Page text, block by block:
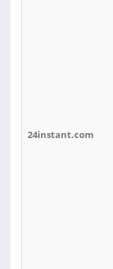
24instant.com